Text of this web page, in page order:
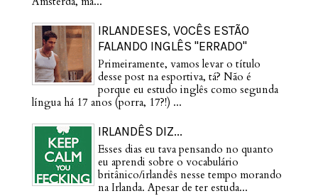
IRLANDESES, VOCÊS ESTÃO
FALANDO INGLÊS "ERRADO"
Primeiramente, vamos levar o título
desse post na esportiva, tá? Não é
porque eu estudo inglês como segunda
língua há 17 anos (porra, 17?!) ...
IRLANDÊS DIZ...
Esses dias eu tava pensando no quanto
eu aprendi sobre o vocabulário
britânico/irlandês nesse tempo morando
na Irlanda. Apesar de ter estuda...